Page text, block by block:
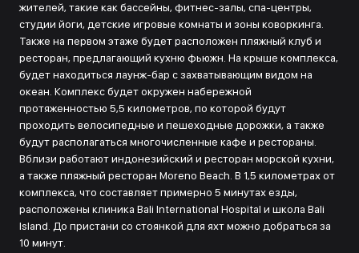
жителей, такие как бассейны, фитнес-залы, спа-центры,
студии йоги, детские игровые комнаты и зоны коворкинга.
Также на первом этаже будет расположен пляжный клуб и
ресторан, предлагающий кухню фьюжн. На крыше комплекса,
будет находиться лаунж-бар с захватывающим видом на
океан. Комплекс будет окружен набережной
протяженностью 5,5 километров, по которой будут
проходить велосипедные и пешеходные дорожки, а также
будут располагаться многочисленные кафе и рестораны.
Вблизи работают индонезийский и ресторан морской кухни,
а также пляжный ресторан Moreno Beach. В 1,5 километрах от
комплекса, что составляет примерно 5 минутах езды,
расположены клиника Bali International Hospital и школа Bali
Island. До пристани со стоянкой для яхт можно добраться за
10 минут.